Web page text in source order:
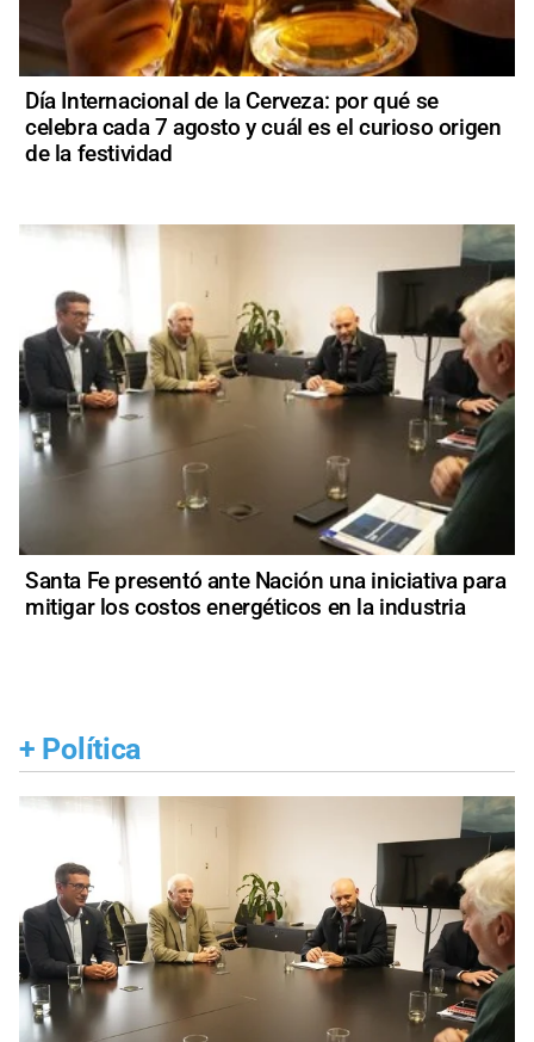
Día Internacional de la Cerveza: por qué se
celebra cada 7 agosto y cuál es el curioso origen
de la festividad
Santa Fe presentó ante Nación una iniciativa para
mitigar los costos energéticos en la industria
+ Política